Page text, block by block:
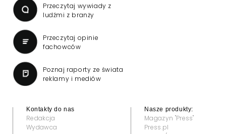
Przeczytaj wywiady z
ludźmi z branży
Przeczytaj opinie
fachowców
Poznaj raporty ze świata
reklamy i mediów
Kontakty do nas
Redakcja
Wydawca
Nasze produkty:
Magazyn "Press"
Press.pl